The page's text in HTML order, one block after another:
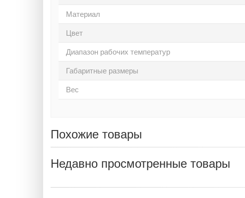
Материал
Цвет
Диапазон рабочих температур
Габаритные размеры
Вес
Похожие товары
Недавно просмотренные товары